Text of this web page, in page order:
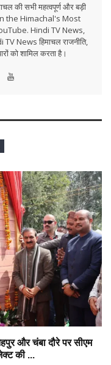
की सभी महत्वपूर्ण और बड़ी
the Himachal's Most
Hindi TV News,
TV News हिमाचल राजनीति,
को शामिल करता है।
चंबा दौरे पर सीएम
की ...